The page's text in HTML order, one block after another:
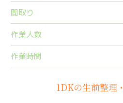
間取り
作業人数
作業時間
1DKの生前整理